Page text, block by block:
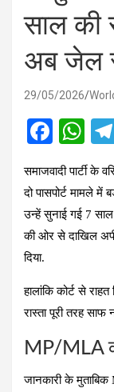
साल की
अब जेल
29/05/2026
F
a
ce
b
o
k
W
h
at
s
A
p
समाजवादी पार्टी
दो पासपोर्ट मामले
उन्हें सुनाई गई 7
की ओर से दाखिल
दिया.
हालांकि कोर्ट से
रास्ता पूरी तरह साफ
MP/MLA
जानकारी के